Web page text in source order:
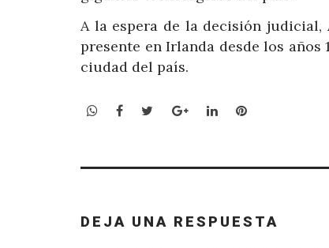
A la espera de la decisión
presente en Irlanda desde los años
ciudad del país.
WhatsApp
Facebook
TwitterGoogle+LinkedInPinterest
DEJA UNA RESPUESTA